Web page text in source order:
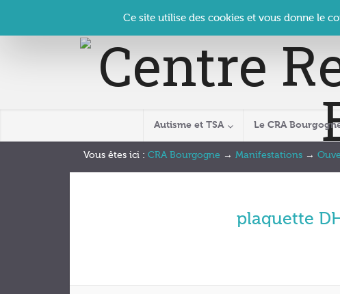
Contact Se connecter | CRA Bourgogne – Le
Autisme et TSA Le CRA
Vous êtes ici : CRA Bourgogne → Manifestations →
plaquette
Ce site utilise des cookies et vous donne le